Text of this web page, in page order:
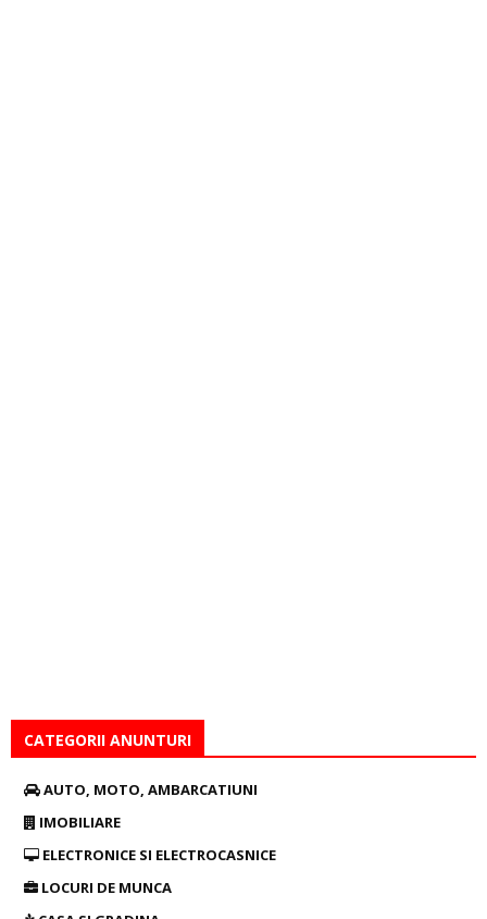
CATEGORII ANUNTURI
AUTO, MOTO, AMBARCATIUNI
IMOBILIARE
ELECTRONICE SI ELECTROCASNICE
LOCURI DE MUNCA